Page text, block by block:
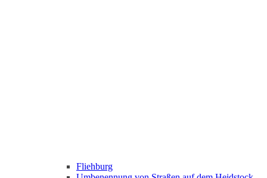
Fliehburg